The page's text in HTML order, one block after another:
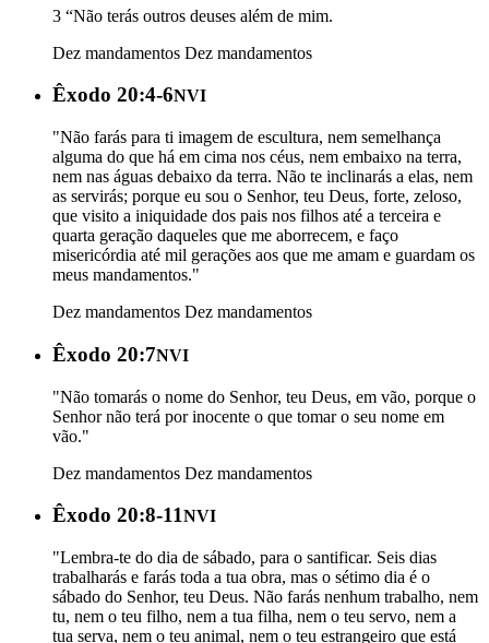
3 “Não terás outros deuses além de mim.
Dez mandamentos Dez mandamentos
Êxodo 20:4-6NVI
"Não farás para ti imagem de escultura, nem semelhança
alguma do que há em cima nos céus, nem embaixo na terra,
nem nas águas debaixo da terra. Não te inclinarás a elas, nem
as servirás; porque eu sou o Senhor, teu Deus, forte, zeloso,
que visito a iniquidade dos pais nos filhos até a terceira e
quarta geração daqueles que me aborrecem, e faço
misericórdia até mil gerações aos que me amam e guardam os
meus mandamentos."
Dez mandamentos Dez mandamentos
Êxodo 20:7NVI
"Não tomarás o nome do Senhor, teu Deus, em vão, porque o
Senhor não terá por inocente o que tomar o seu nome em
vão."
Dez mandamentos Dez mandamentos
Êxodo 20:8-11NVI
"Lembra-te do dia de sábado, para o santificar. Seis dias
trabalharás e farás toda a tua obra, mas o sétimo dia é o
sábado do Senhor, teu Deus. Não farás nenhum trabalho, nem
tu, nem o teu filho, nem a tua filha, nem o teu servo, nem a
tua serva, nem o teu animal, nem o teu estrangeiro que está